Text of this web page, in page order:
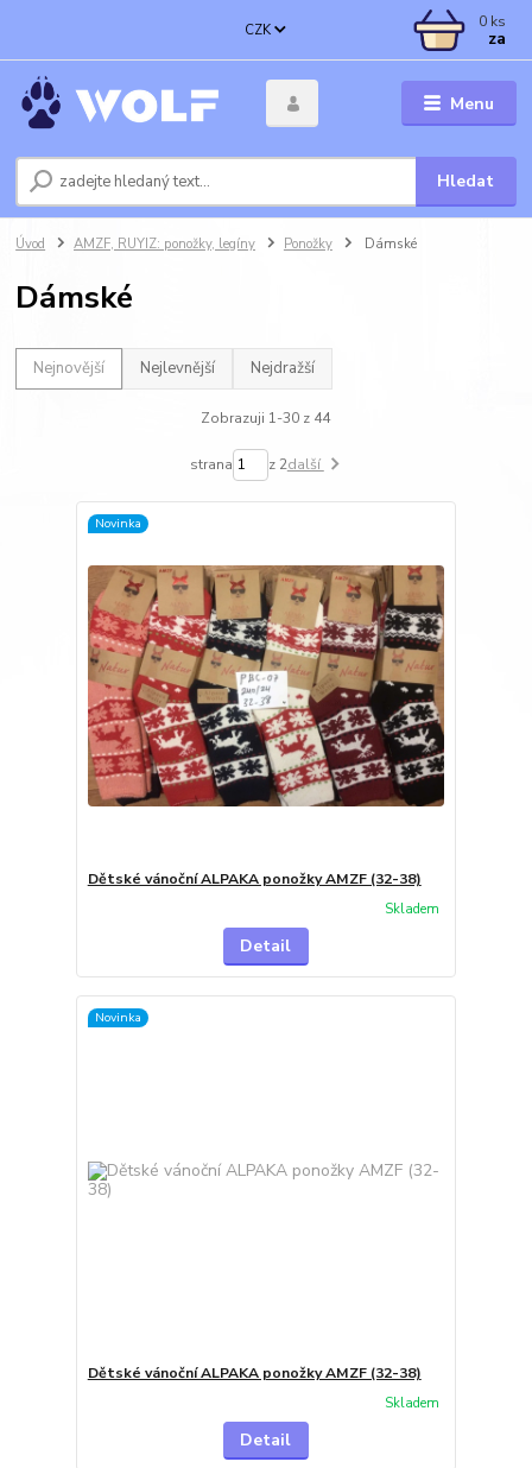
Menu
CZK
Hledat
0 ks
za
Úvod AMZF, RUYIZ: ponožky, legíny Ponožky Dámské
Dámské
Nejnovější Nejlevnější Nejdražší
Zobrazuji 1-30 z 44
strana z 2další
Novinka
Dětské vánoční ALPAKA ponožky AMZF (32-38)
Skladem
Detail
Novinka
Dětské vánoční ALPAKA ponožky AMZF (32-38)
Skladem
Detail